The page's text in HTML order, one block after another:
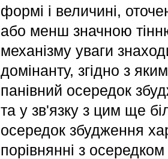
формі і величині,
або менш значною
механізму уваги
домінанту, згідно з
панівний осередок
та у зв'язку з цим ще
осередок збудження
порівнянні з